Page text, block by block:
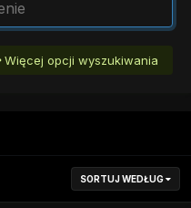
Więcej opcji wyszukiwania
SORTUJ WEDŁUG